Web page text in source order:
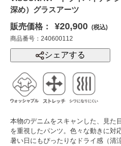
深め）グラスアーツ
販売価格：
¥20,900 (税込)
商品番号：240600112
シェアする
本物のデニムをスキャンした、見た
を重視したパンツ。色々な動きに対
暑い日にもぴったりなドライ感（清